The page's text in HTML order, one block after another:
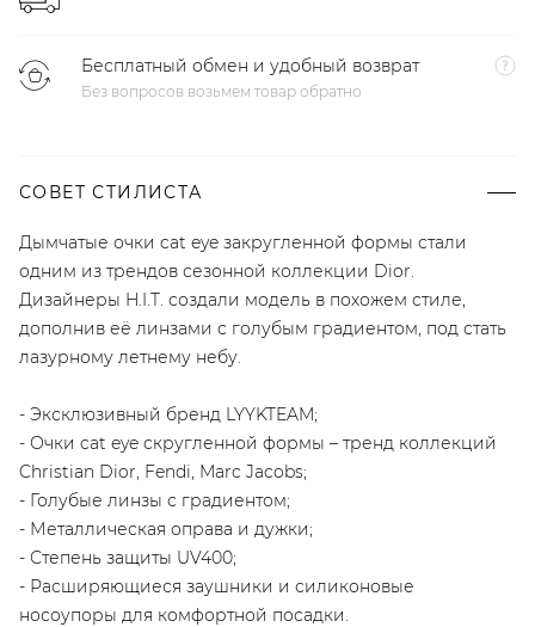
Бесплатный обмен и удобный возврат
Без вопросов возьмем товар обратно
СОВЕТ СТИЛИСТА
Дымчатые очки cat eye закругленной формы стали
одним из трендов сезонной коллекции Dior.
Дизайнеры H.I.T. создали модель в похожем стиле,
дополнив её линзами с голубым градиентом, под стать
лазурному летнему небу.
- Эксклюзивный бренд LYYKTEAM;
- Очки cat eye скругленной формы – тренд коллекций
Christian Dior, Fendi, Marc Jacobs;
- Голубые линзы с градиентом;
- Металлическая оправа и дужки;
- Степень защиты UV400;
- Расширяющиеся заушники и силиконовые
носоупоры для комфортной посадки.